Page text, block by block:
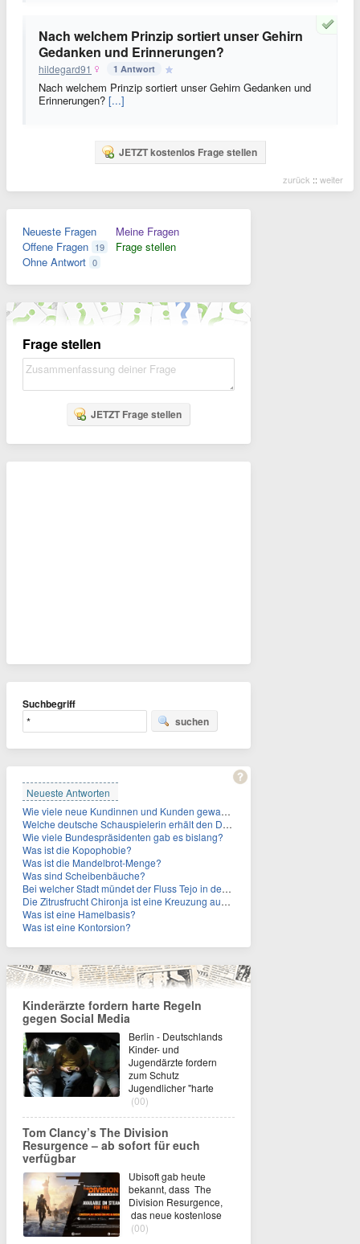
Nach welchem Prinzip sortiert unser Gehirn
Gedanken und Erinnerungen?
hildegard91 1 Antwort
Nach welchem Prinzip sortiert unser Gehirn Gedanken und
Erinnerungen? [...]
JETZT kostenlos Frage stellen
zurück :: weiter
Neueste Fragen
Offene Fragen 19
Ohne Antwort 0
Meine Fragen
Frage stellen
Frage stellen
JETZT Frage stellen
Suchbegriff
suchen
Neueste Antworten
Wie viele neue Kundinnen und Kunden gewann MagentaTV allein durch die WM hinzu?
Welche deutsche Schauspielerin erhält den Deutschen Kulturpolitikpreis?
Wie viele Bundespräsidenten gab es bislang?
Was ist die Kopophobie?
Was ist die Mandelbrot-Menge?
Was sind Scheibenbäuche?
Bei welcher Stadt mündet der Fluss Tejo in den Atlantik?
Die Zitrusfrucht Chironja ist eine Kreuzung aus welchen Früchten?
Was ist eine Hamelbasis?
Was ist eine Kontorsion?
Kinderärzte fordern harte Regeln
gegen Social Media
Berlin - Deutschlands
Kinder- und
Jugendärzte fordern
zum Schutz
Jugendlicher "harte
(00)
Tom Clancy’s The Division
Resurgence – ab sofort für euch
verfügbar
Ubisoft gab heute
bekannt, dass The
Division Resurgence,
das neue kostenlose
(00)